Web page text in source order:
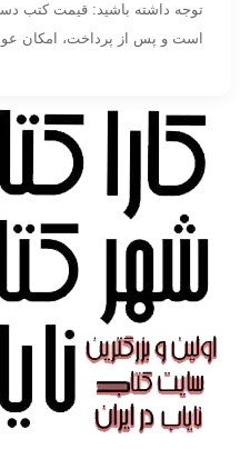
توجه داشته باشید: قیمت کتب
است و پس از پرداخت، امکان